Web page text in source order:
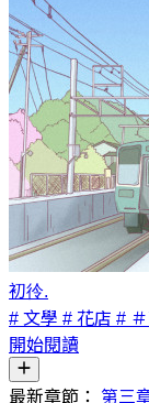
初彾.
# 文學 # 花店 #
開始閱讀
最新章節： 第三